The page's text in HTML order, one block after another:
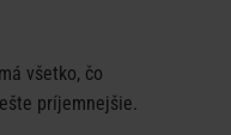
všetko, čo
príjemnejšie.